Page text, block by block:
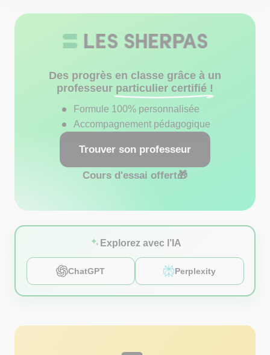
Des progrès en classe grâce à un
professeur particulier certifié !
Formule 100% personnalisée
Accompagnement pédagogique
Trouver son professeur
Cours d'essai offert🎁
Explorez avec l’IA
ChatGPT Perplexity